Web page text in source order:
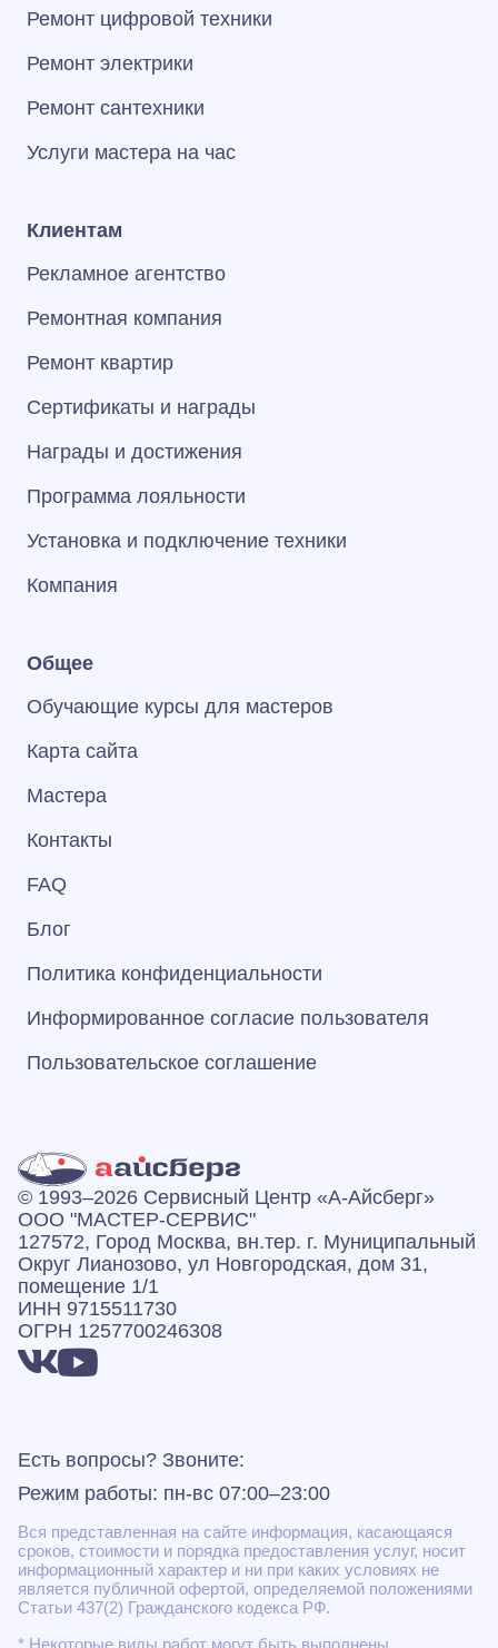
Ремонт цифровой техники
Ремонт электрики
Ремонт сантехники
Услуги мастера на час
Клиентам
Рекламное агентство
Ремонтная компания
Ремонт квартир
Сертификаты и награды
Награды и достижения
Программа лояльности
Установка и подключение техники
Компания
Общее
Обучающие курсы для мастеров
Карта сайта
Мастера
Контакты
FAQ
Блог
Политика конфиденциальности
Информированное согласие пользователя
Пользовательское соглашение
© 1993–2026 Сервисный Центр «А‑Айсберг»
ООО "МАСТЕР-СЕРВИС"
127572, Город Москва, вн.тер. г. Муниципальный
Округ Лианозово, ул Новгородская, дом 31,
помещение 1/1
ИНН 9715511730
ОГРН 1257700246308
Есть вопросы? Звоните:
Режим работы: пн-вс 07:00–23:00
Вся представленная на сайте информация, касающаяся
сроков, стоимости и порядка предоставления услуг, носит
информационный характер и ни при каких условиях не
является публичной офертой, определяемой положениями
Статьи 437(2) Гражданского кодекса РФ.
* Некоторые виды работ могут быть выполнены